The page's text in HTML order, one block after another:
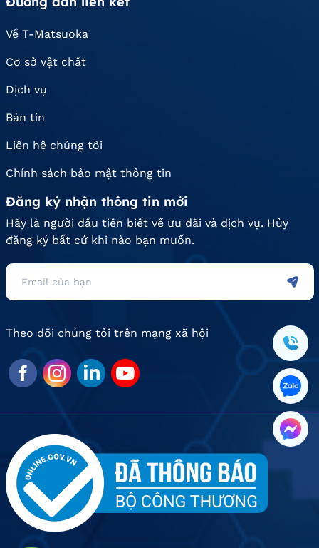
Về T-Matsuoka
Cơ sở vật chất
Dịch vụ
Bản tin
Liên hệ chúng tôi
Chính sách bảo mật thông tin
Đăng ký nhận thông tin mới
Hãy là người đầu tiên biết về ưu đãi và dịch vụ. Hủy
đăng ký bất cứ khi nào bạn muốn.
Theo dõi chúng tôi trên mạng xã hội